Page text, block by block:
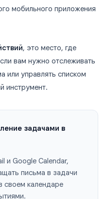
мобильного приложения
, это место, где
вам нужно отслеживать
или управлять списком
инструмент.
задачами в
и Google Calendar,
письма в задачи
своем календаре